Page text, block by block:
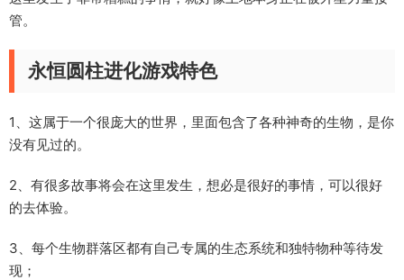
管。
永恒圆柱进化游戏特色
1、这属于一个很庞大的世界，里面包含了各种神奇的生物，是你
没有见过的。
2、有很多故事将会在这里发生，想必是很好的事情，可以很好
的去体验。
3、每个生物群落区都有自己专属的生态系统和独特物种等待发
现；